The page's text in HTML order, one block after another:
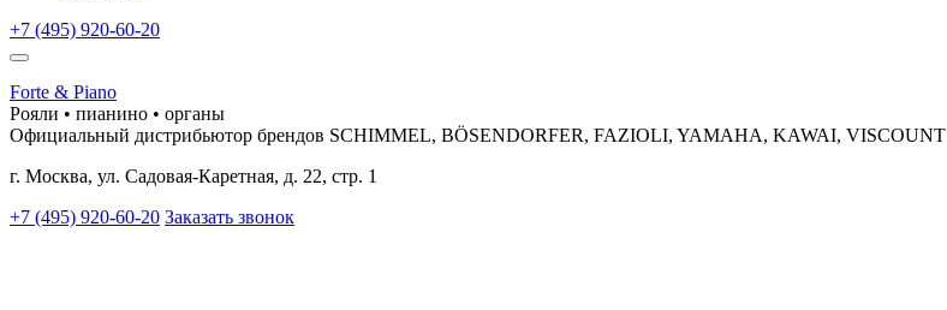
+7 (495) 920-60-20
Forte & Piano
Рояли • пианино • органы
Официальный дистрибьютор брендов SCHIMMEL, BÖSENDORFER, FAZIOLI, YAMAHA, KAWAI, VISCOUNT
г. Москва, ул. Садовая-Каретная, д. 22, стр. 1
+7 (495) 920-60-20 Заказать звонок